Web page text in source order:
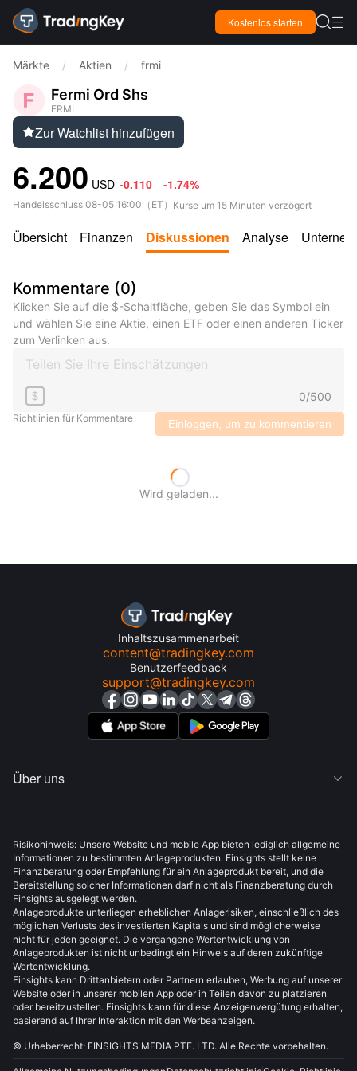
Kostenlos starten  
Märkte / Aktien / frmi
Fermi Ord Shs
FRMI
Zur Watchlist hinzufügen
6.200 USD -0.110 -1.74%
Handelsschluss 08-05 16:00 （ ET ） Kurse um 15 Minuten verzögert
Übersicht Finanzen Diskussionen Analyse
Kommentare (0)
Klicken Sie auf die $-Schaltfläche, geben Sie das Symbol ein
und wählen Sie eine Aktie, einen ETF oder einen anderen Ticker
zum Verlinken aus.
$ 0/500
Richtlinien für Kommentare Einloggen, um zu kommentieren
Wird geladen...
Inhaltszusammenarbeit
content@tradingkey.com
Benutzerfeedback
support@tradingkey.com
Über uns 
Risikohinweis: Unsere Website und mobile App bieten lediglich allgemeine
Informationen zu bestimmten Anlageprodukten. Finsights stellt keine
Finanzberatung oder Empfehlung für ein Anlageprodukt bereit, und die
Bereitstellung solcher Informationen darf nicht als Finanzberatung durch
Finsights ausgelegt werden.
Anlageprodukte unterliegen erheblichen Anlagerisiken, einschließlich des
möglichen Verlusts des investierten Kapitals und sind möglicherweise
nicht für jeden geeignet. Die vergangene Wertentwicklung von
Anlageprodukten ist nicht unbedingt ein Hinweis auf deren zukünftige
Wertentwicklung.
Finsights kann Drittanbietern oder Partnern erlauben, Werbung auf unserer
Website oder in unserer mobilen App oder in Teilen davon zu platzieren
oder bereitzustellen. Finsights kann für diese Anzeigenvergütung erhalten,
basierend auf Ihrer Interaktion mit den Werbeanzeigen.
© Urheberrecht: FINSIGHTS MEDIA PTE. LTD. Alle Rechte vorbehalten.